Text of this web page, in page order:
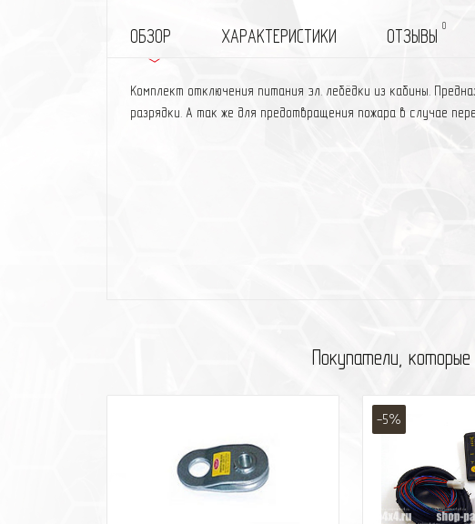
ОБЗОР ХАРАКТЕРИСТИКИ ОТЗЫВЫ 0
Комплект отключения питания эл. лебёдки из кабины.
разрядки. А так же для предотвращения пожара в случае
Покупатели,
-5%